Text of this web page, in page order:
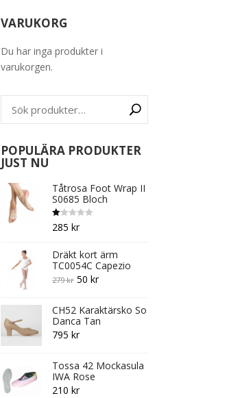
VARUKORG
Du har inga produkter i
varukorgen.
POPULÄRA PRODUKTER
JUST NU
Tåtrosa Foot Wrap II
S0685 Bloch
B
et
s
att
1.
0
0
285 kr
Dräkt kort ärm
TC0054C Capezio
279kr Original
was:
279 kr.
50 krCurrent
is:
50 kr.
CH52 Karaktärsko So
Danca Tan
795 kr
Tossa 42 Mockasula
IWA Rose
210 kr